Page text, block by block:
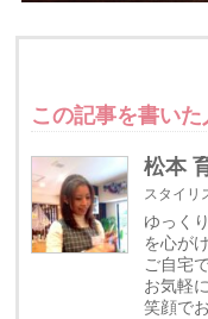
この記事を書いた
松本
スタイリ
ゆっく
を心が
ご自宅
お気軽
笑顔で